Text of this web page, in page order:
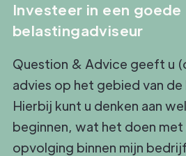
Investeer in een goede
belastingadviseur
Question & Advice geeft u
advies op het gebied van
Hierbij kunt u denken aan
beginnen, wat het doen met
opvolging binnen mijn